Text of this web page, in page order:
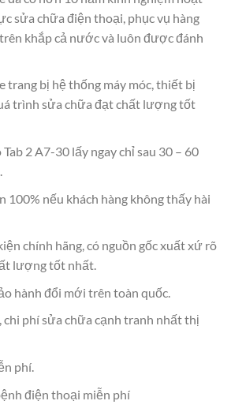
sửa chữa điện thoại, phục vụ hàng
khắp cả nước và luôn được đánh
trang bị hệ thống máy móc, thiết bị
trình sửa chữa đạt chất lượng tốt
2 A7-30 lấy ngay chỉ sau 30 – 60
100% nếu khách hàng không thấy hài
chính hãng, có nguồn gốc xuất xứ rõ
lượng tốt nhất.
hành đổi mới trên toàn quốc.
chi phí sửa chữa cạnh tranh nhất thị
phí.
điện thoại miễn phí